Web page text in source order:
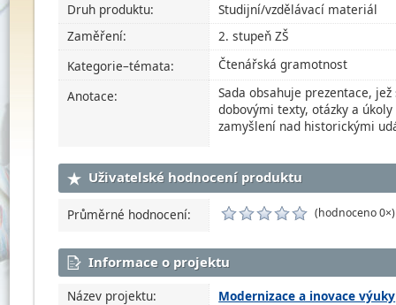
Druh produktu:
Studijní/vzdělávací materiál
Zaměření:
2. stupeň ZŠ
Kategorie–témata:
Čtenářská gramotnost
Anotace:
Sada obsahuje prezentace,
dobovými texty, otázky a
zamyšlení nad historickými
Uživatelské hodnocení produktu
Průměrné hodnocení: (hodnoceno 0×)
Informace o projektu
Název projektu:
Modernizace a inovace výuky